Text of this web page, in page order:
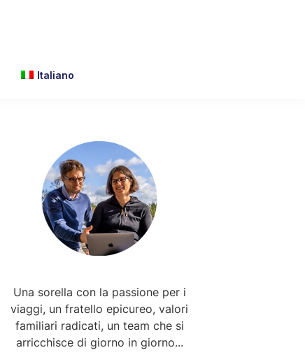
Italiano
Primary
Sidebar
Una sorella con la passione per i
viaggi, un fratello epicureo, valori
familiari radicati, un team che si
arricchisce di giorno in giorno...